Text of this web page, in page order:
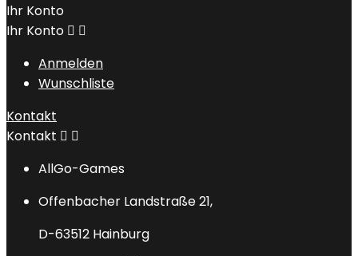
Ihr Konto
Ihr Konto  
Anmelden
Wunschliste
Kontakt
Kontakt  
AllGo-Games
Offenbacher Landstraße 21,
D-63512 Hainburg